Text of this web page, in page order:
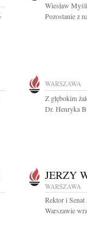
Wiesław
Pozostanie z
WARSZAWA
Z głębokim
Dr. Henryka
JERZY
WARSZAWA
Rektor i
Warszawie